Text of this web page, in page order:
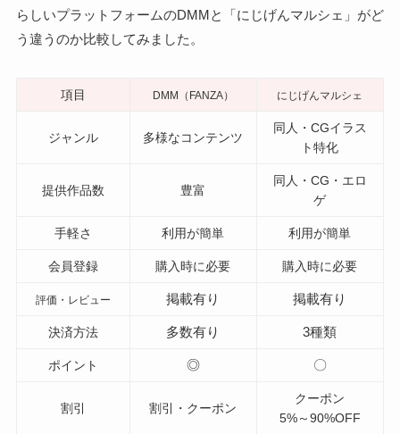
らしいプラットフォームのDMMと「にじげんマルシェ」がど
う違うのか比較してみました。
項目 DMM（FANZA） にじげんマルシェ
ジャンル 多様なコンテンツ
同人・CGイラス
ト特化
提供作品数 豊富
同人・CG・エロ
ゲ
手軽さ 利用が簡単 利用が簡単
会員登録 購入時に必要 購入時に必要
評価・レビュー 掲載有り 掲載有り
決済方法 多数有り 3種類
ポイント ◎ 〇
割引 割引・クーポン
クーポン
5%～90%OFF